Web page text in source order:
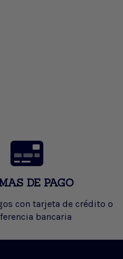
DE PAGO
con tarjeta de crédito o
bancaria